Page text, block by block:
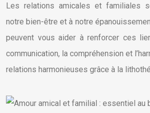
Les relations amicales et familiales
notre bien-être et à notre
peuvent vous aider à renforcer ces
communication, la compréhension et
relations harmonieuses grâce à la